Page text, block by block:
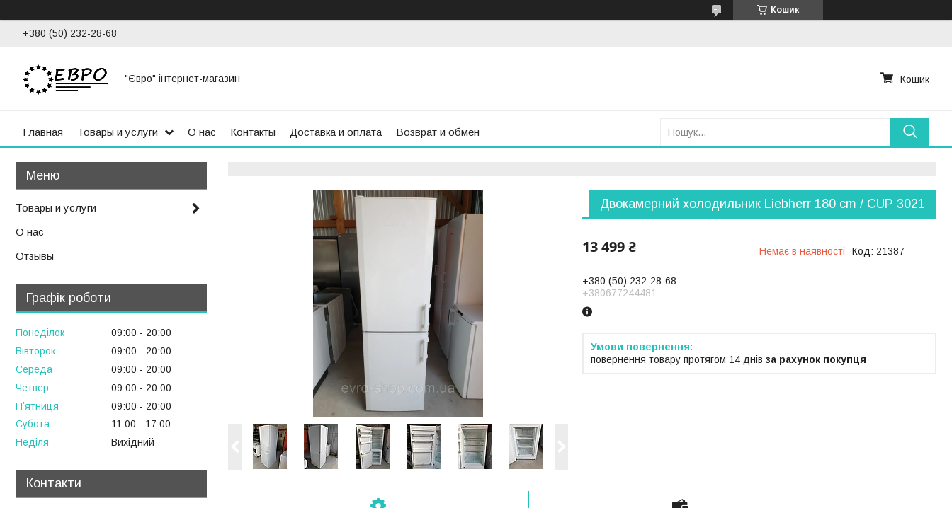
Кошик
+380 (50) 232-28-68
"Євро" інтернет-магазин Кошик
Главная Товары и услуги О нас Контакты Доставка и оплата Возврат и обмен
Двокамерний холодильник Liebherr 180 cm / CUP 3021
13 499 ₴ Немає в наявності Код: 21387
+380 (50) 232-28-68
+380677244481
повернення товару протягом 14 днів за рахунок покупця
Товары и услуги
О нас
Отзывы
Графік роботи
Понеділок 09:00
20:00
Вівторок
09:00
20:00
Середа
09:00
20:00
Четвер
09:00
20:00
Пʼятниця
09:00
20:00
Субота
11:00
17:00
Неділя
Вихідний
Контакти